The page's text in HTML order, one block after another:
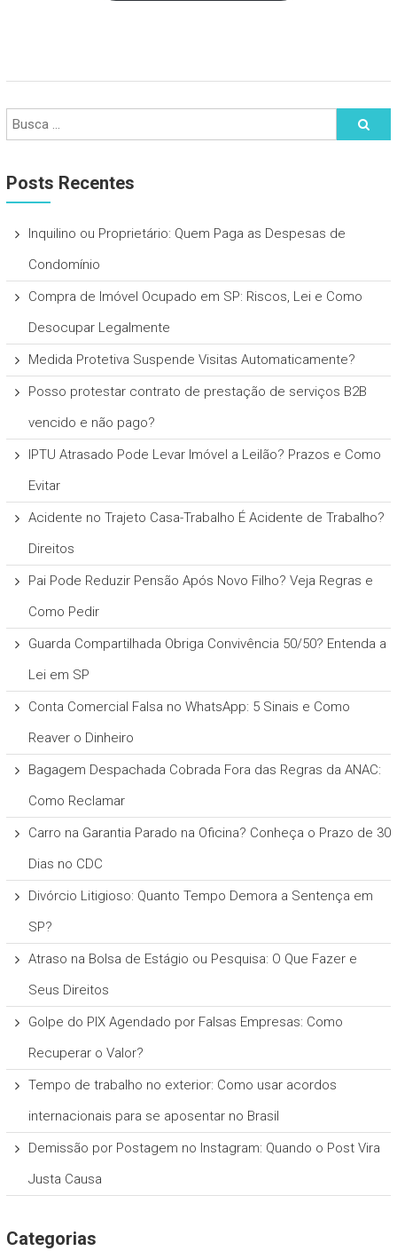
Posts Recentes
Inquilino ou Proprietário: Quem Paga as Despesas de
Condomínio
Compra de Imóvel Ocupado em SP: Riscos, Lei e Como
Desocupar Legalmente
Medida Protetiva Suspende Visitas Automaticamente?
Posso protestar contrato de prestação de serviços B2B
vencido e não pago?
IPTU Atrasado Pode Levar Imóvel a Leilão? Prazos e Como
Evitar
Acidente no Trajeto Casa-Trabalho É Acidente de Trabalho?
Direitos
Pai Pode Reduzir Pensão Após Novo Filho? Veja Regras e
Como Pedir
Guarda Compartilhada Obriga Convivência 50/50? Entenda a
Lei em SP
Conta Comercial Falsa no WhatsApp: 5 Sinais e Como
Reaver o Dinheiro
Bagagem Despachada Cobrada Fora das Regras da ANAC:
Como Reclamar
Carro na Garantia Parado na Oficina? Conheça o Prazo de 30
Dias no CDC
Divórcio Litigioso: Quanto Tempo Demora a Sentença em
SP?
Atraso na Bolsa de Estágio ou Pesquisa: O Que Fazer e
Seus Direitos
Golpe do PIX Agendado por Falsas Empresas: Como
Recuperar o Valor?
Tempo de trabalho no exterior: Como usar acordos
internacionais para se aposentar no Brasil
Demissão por Postagem no Instagram: Quando o Post Vira
Justa Causa
Categorias